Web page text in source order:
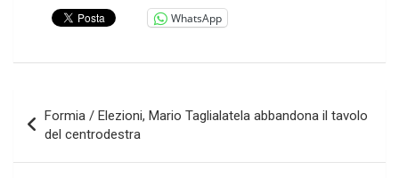
WhatsApp
articoli
Formia / Elezioni, Mario Taglialatela abbandona il tavolo
del centrodestra